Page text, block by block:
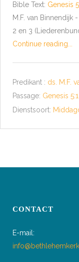
Bible Text: Genesis
M.F. van Binnendijk
2 en 3
Continue reading...
Predikant : ds. M.F.
Passage: Genesis
Dienstsoort:
CONTACT
E-mail: